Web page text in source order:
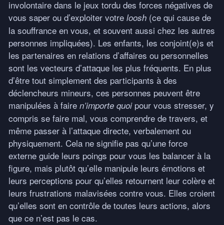
involontaire dans le jeux tordu des forces négatives de
vous saper ou d’exploiter votre loosh (ce qui cause de
la souffrance en vous, et souvent aussi chez les autres
personnes impliquées). Les enfants, les conjoint(e)s et
les partenaires en relations d’affaires ou personnelles
sont les vecteurs d’attaque les plus fréquents. En plus
d’être tout simplement des participants à des
déclencheurs mineurs, ces personnes peuvent être
manipulées à faire n’importe quoipour vous stresser, y
compris se faire mal, vous comprendre de travers, et
même passer à l’attaque directe, verbalement ou
physiquement. Cela ne signifie pas qu’une force
externe guide leurs poings pour vous les balancer à la
figure, mais plutôt qu’elle manipule leurs émotions et
leurs perceptions pour qu’elles retournent leur colère et
leurs frustrations malavisées contre vous. Elles croient
qu’elles sont en contrôle de toutes leurs actions, alors
que ce n’est pas le cas.